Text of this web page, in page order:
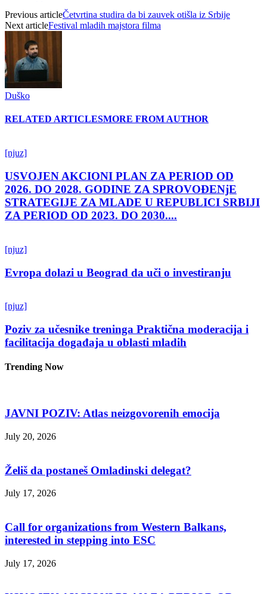
Previous articleČetvrtina studira da bi zauvek otišla iz Srbije
Next articleFestival mladih majstora filma
Duško
RELATED ARTICLESMORE FROM AUTHOR
[njuz]
USVOJEN AKCIONI PLAN ZA PERIOD OD
2026. DO 2028. GODINE ZA SPROVOĐENjE
STRATEGIJE ZA MLADE U REPUBLICI SRBIJI
ZA PERIOD OD 2023. DO 2030....
[njuz]
Evropa dolazi u Beograd da uči o investiranju
[njuz]
Poziv za učesnike treninga Praktična moderacija i
facilitacija događaja u oblasti mladih
Trending Now
JAVNI POZIV: Atlas neizgovorenih emocija
July 20, 2026
Želiš da postaneš Omladinski delegat?
July 17, 2026
Call for organizations from Western Balkans,
interested in stepping into ESC
July 17, 2026